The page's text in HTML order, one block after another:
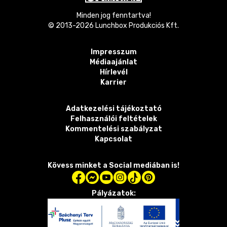
Minden jog fenntartva!
© 2013-2026 Lunchbox Produkciós Kft.
Impresszum
Médiaajánlat
Hírlevél
Karrier
Adatkezelési tájékoztató
Felhasználói feltételek
Kommentelési szabályzat
Kapcsolat
Kövess minket a Social mediában is!
Pályázatok: